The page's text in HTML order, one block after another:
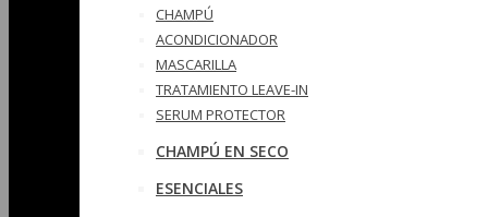
CHAMPÚ
ACONDICIONADOR
MASCARILLA
TRATAMIENTO LEAVE-IN
SERUM PROTECTOR
CHAMPÚ EN SECO
ESENCIALES